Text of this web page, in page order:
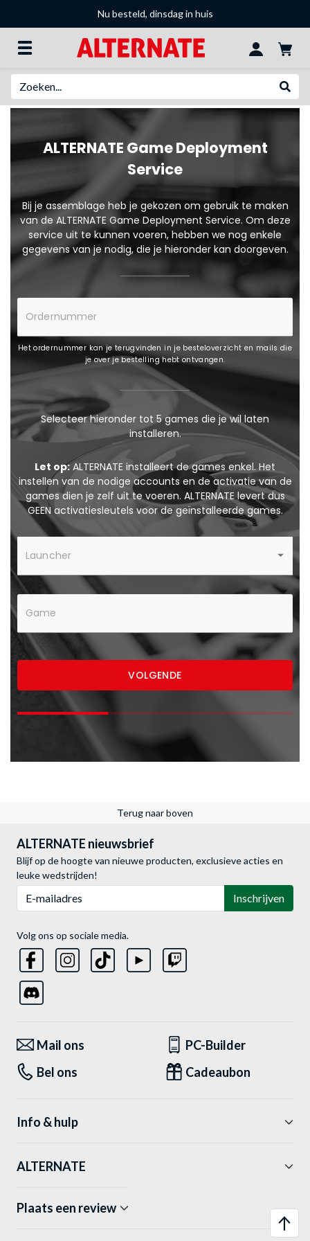
Nu besteld, dinsdag in huis
Terug naar boven
ALTERNATE nieuwsbrief
Blijf op de hoogte van nieuwe producten, exclusieve acties en
leuke wedstrijden!
Inschrijven
Volg ons op sociale media.
Mail ons
PC-Builder
Bel ons
Cadeaubon
Info & hulp
ALTERNATE
Plaats een review